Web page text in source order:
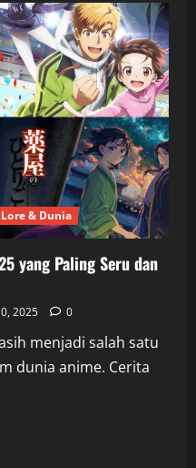
Lore & Dunia
yang Paling Seru dan
2025 0
menjadi salah satu
dunia anime. Cerita